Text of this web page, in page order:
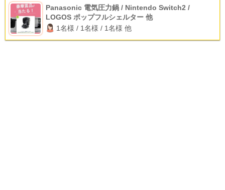
Panasonic 電気圧力鍋 / Nintendo Switch2 /
LOGOS ポップフルシェルター 他
1名様 / 1名様 / 1名様 他